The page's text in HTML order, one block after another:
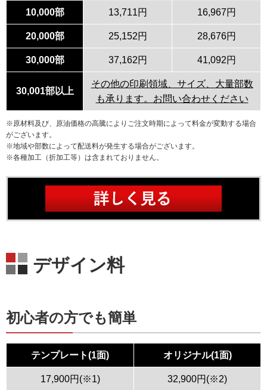
10,000部 13,711円 16,967円
20,000部 25,152円 28,676円
30,000部 37,162円 41,092円
30,001部以上
その他の印刷領域、サイズ、大量部数
も承ります。お問い合わせください
※原材料及び、原油価格の高騰によりご注文時期によって料金が変動する場合
がございます。
※地域や部数によって配送料が発生する場合がございます。
※各種加工（折加工等）は含まれておりません。
デザイン料
初心者の方でも簡単
テンプレート(1面) オリジナル(1面)
17,900円(※1) 32,900円(※2)